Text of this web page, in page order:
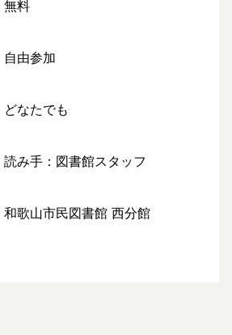
無料
自由参加
どなたでも
読み手：図書館スタッフ
和歌山市民図書館 西分館